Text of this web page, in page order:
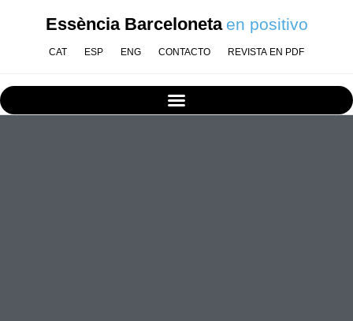
Essència Barceloneta en positivo
CAT ESP ENG CONTACTO REVISTA EN PDF